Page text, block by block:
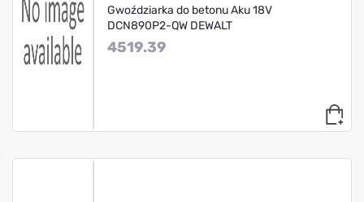
Gwoździarka do betonu Aku 18V
DCN890P2-QW DEWALT
4519.39